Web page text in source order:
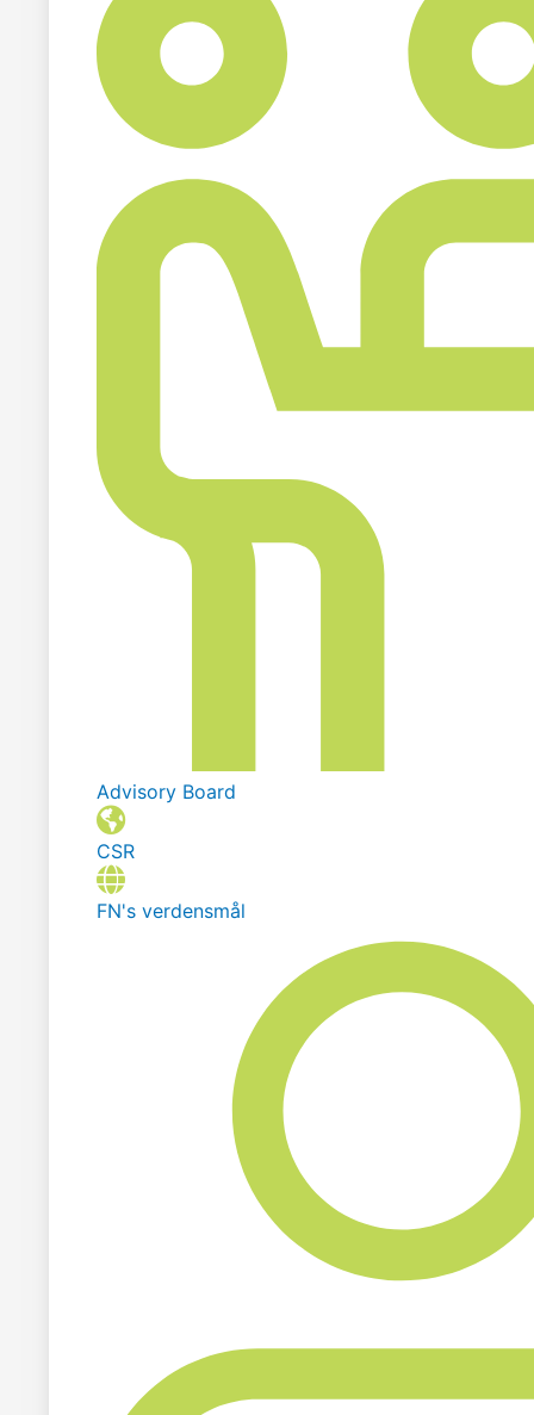
Advisory Board
CSR
FN's verdensmål